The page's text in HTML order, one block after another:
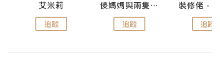
艾米莉
追蹤
儍媽媽與兩隻小魔怪之家
追蹤 追蹤